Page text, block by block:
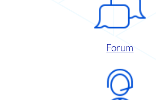
Forum